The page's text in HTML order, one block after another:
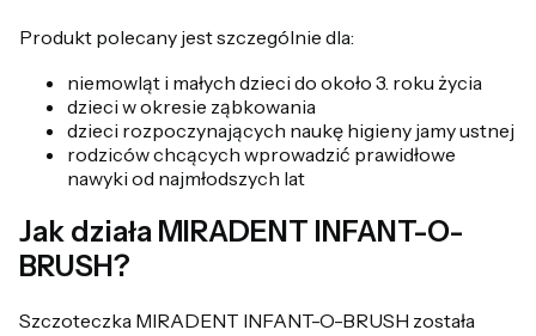
Produkt polecany jest szczególnie dla:
niemowląt i małych dzieci do około 3. roku życia
dzieci w okresie ząbkowania
dzieci rozpoczynających naukę higieny jamy ustnej
rodziców chcących wprowadzić prawidłowe
nawyki od najmłodszych lat
Jak działa MIRADENT INFANT-O-
BRUSH?
Szczoteczka MIRADENT INFANT-O-BRUSH została